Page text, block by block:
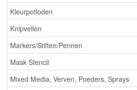
Kleurpotloden
Knipvellen
Markers/Stiften/Pennen
Mask Stencil
Mixed Media, Verven, Poeders, Sprays